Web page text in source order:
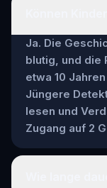
Ja. Die
blutig, und die
etwa 10
Jüngere
lesen und
Zugang auf 2